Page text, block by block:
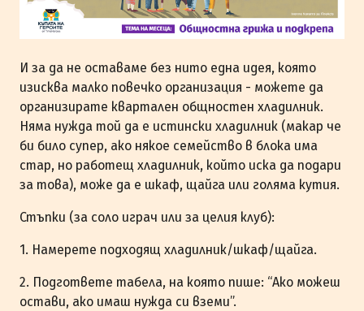
И за да не оставаме без нито една идея, която
изисква малко повечко организация - можете да
организирате квартален общностен хладилник.
Няма нужда той да е истински хладилник (макар че
би било супер, ако някое семейство в блока има
стар, но работещ хладилник, който иска да подари
за това), може да е шкаф, щайга или голяма кутия.
Стъпки (за соло играч или за целия клуб):
1. Намерете подходящ хладилник/шкаф/щайга.
2. Подгответе табела, на която пише: “Ако можеш
остави, ако имаш нужда си вземи”.